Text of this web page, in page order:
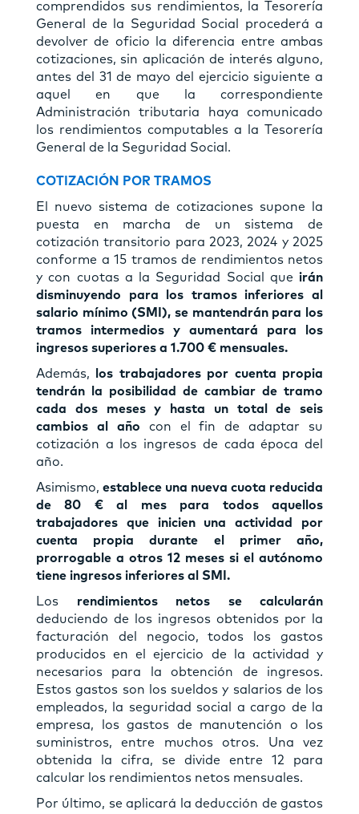
comprendidos sus rendimientos, la Tesorería
General de la Seguridad Social procederá a
devolver de oficio la diferencia entre ambas
cotizaciones, sin aplicación de interés alguno,
antes del 31 de mayo del ejercicio siguiente a
aquel en que la correspondiente
Administración tributaria haya comunicado
los rendimientos computables a la Tesorería
General de la Seguridad Social.
COTIZACIÓN POR TRAMOS
El nuevo sistema de cotizaciones supone la
puesta en marcha de un sistema de
cotización transitorio para 2023, 2024 y 2025
conforme a 15 tramos de rendimientos netos
y con cuotas a la Seguridad Social que irán
disminuyendo para los tramos inferiores al
salario mínimo (SMI), se mantendrán para los
tramos intermedios y aumentará para los
ingresos superiores a 1.700 € mensuales.
Además,
los trabajadores por cuenta propia
tendrán la posibilidad de cambiar de tramo
cada dos meses y hasta un total de seis
cambios al año con el fin de adaptar su
cotización a los ingresos de cada época del
año.
Asimismo, establece una nueva cuota reducida
de 80 € al mes para todos aquellos
trabajadores que inicien una actividad por
cuenta propia durante el primer año,
prorrogable a otros 12 meses si el autónomo
tiene ingresos inferiores al SMI.
Los rendimientos netos se calcularán
deduciendo de los ingresos obtenidos por la
facturación del negocio, todos los gastos
producidos en el ejercicio de la actividad y
necesarios para la obtención de ingresos.
Estos gastos son los sueldos y salarios de los
empleados, la seguridad social a cargo de la
empresa, los gastos de manutención o los
suministros, entre muchos otros. Una vez
obtenida la cifra, se divide entre 12 para
calcular los rendimientos netos mensuales.
Por último, se aplicará la deducción de gastos